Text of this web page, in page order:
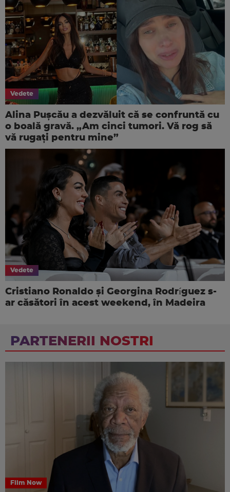
Vedete
Alina Pușcău a dezvăluit că se confruntă cu
o boală gravă. „Am cinci tumori. Vă rog să
vă rugați pentru mine”
Vedete
Cristiano Ronaldo și Georgina Rodríguez s-
ar căsători în acest weekend, în Madeira
PARTENERII NOSTRI
Film Now